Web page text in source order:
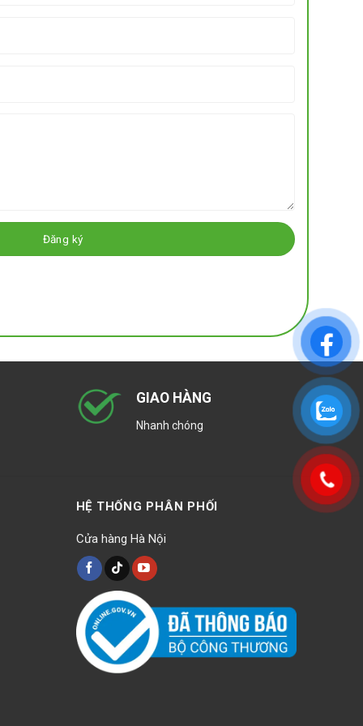
GIAO HÀNG
Nhanh chóng
HỆ THỐNG PHÂN PHỐI
Cửa hàng Hà Nội